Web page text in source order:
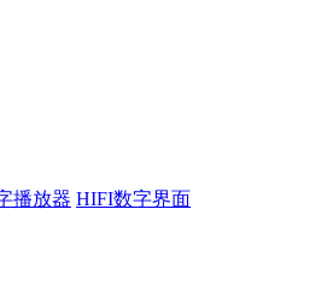
播放器 HIFI数字界面